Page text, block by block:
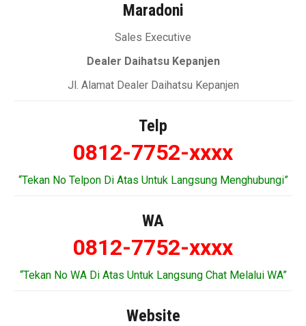
Maradoni
Sales Executive
Dealer Daihatsu Kepanjen
Jl. Alamat Dealer Daihatsu Kepanjen
Telp
0812-7752-xxxx
“Tekan No Telpon Di Atas Untuk Langsung Menghubungi”
WA
0812-7752-xxxx
“Tekan No WA Di Atas Untuk Langsung Chat Melalui WA”
Website